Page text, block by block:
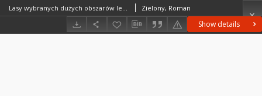
Show details
Lasy wybranych dużych obszarów leśnych = The forests in selected examples of Poland’s Large Forest Areas Zielony, Roman